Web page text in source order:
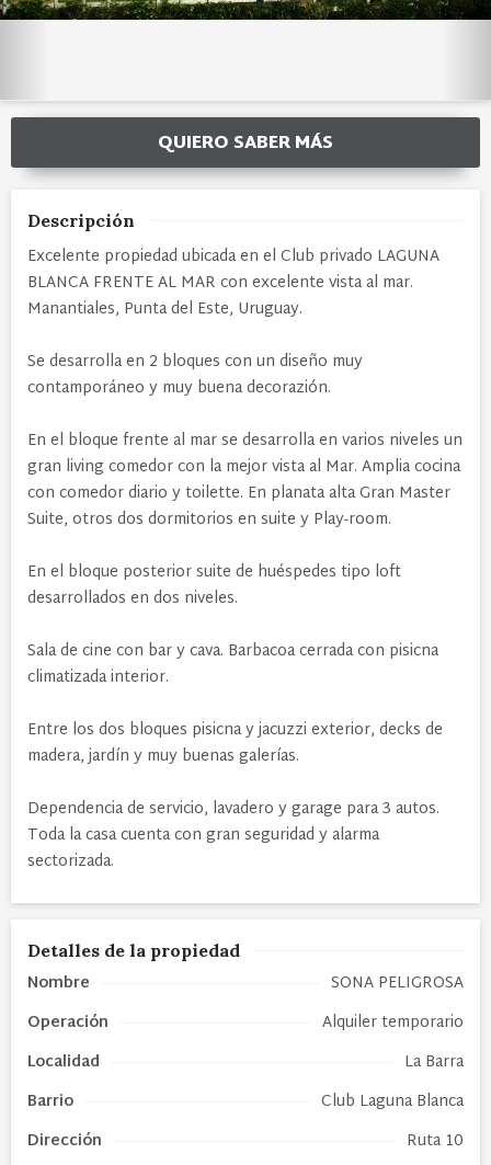
QUIERO SABER MÁS
Descripción
Excelente propiedad ubicada en el Club privado LAGUNA
BLANCA FRENTE AL MAR con excelente vista al mar.
Manantiales, Punta del Este, Uruguay.
Se desarrolla en 2 bloques con un diseño muy
contamporáneo y muy buena decorazión.
En el bloque frente al mar se desarrolla en varios niveles un
gran living comedor con la mejor vista al Mar. Amplia cocina
con comedor diario y toilette. En planata alta Gran Master
Suite, otros dos dormitorios en suite y Play-room.
En el bloque posterior suite de huéspedes tipo loft
desarrollados en dos niveles.
Sala de cine con bar y cava. Barbacoa cerrada con pisicna
climatizada interior.
Entre los dos bloques pisicna y jacuzzi exterior, decks de
madera, jardín y muy buenas galerías.
Dependencia de servicio, lavadero y garage para 3 autos.
Toda la casa cuenta con gran seguridad y alarma
sectorizada.
Detalles de la propiedad
Nombre
SONA PELIGROSA
Operación
Alquiler temporario
Localidad
La Barra
Barrio
Club Laguna Blanca
Dirección
Ruta 10